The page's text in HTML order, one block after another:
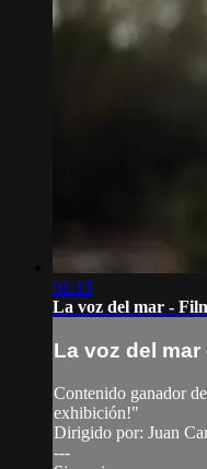
01:15
La voz del mar -
La voz del
Contenido ganador
exhibición!"
Dirigido por: Juan
---